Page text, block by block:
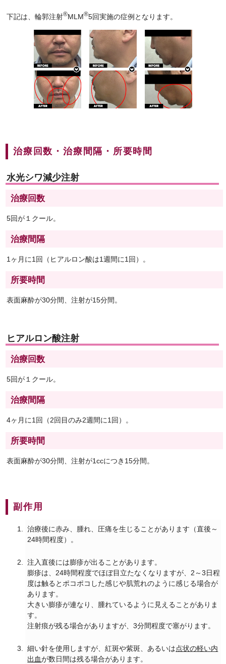
下記は、輪郭注射®MLM®5回実施の症例となります。
治療回数・治療間隔・所要時間
水光シワ減少注射
治療回数
5回が１クール。
治療間隔
1ヶ月に1回（ヒアルロン酸は1週間に1回）。
所要時間
表面麻酔が30分間、注射が15分間。
ヒアルロン酸注射
治療回数
5回が１クール。
治療間隔
4ヶ月に1回（2回目のみ2週間に1回）。
所要時間
表面麻酔が30分間、注射が1ccにつき15分間。
副作用
治療後に赤み、腫れ、圧痛を生じることがあります（直後～
24時間程度）。
注入直後には膨疹が出ることがあります。
膨疹は、24時間程度でほぼ目立たなくなりますが、2～3日程
度は触るとポコポコした感じや肌荒れのように感じる場合が
あります。
大きい膨疹が連なり、腫れているように見えることがありま
す。
注射痕が残る場合がありますが、3分間程度で塞がります。
細い針を使用しますが、紅斑や紫斑、あるいは点状の軽い内
出血が数日間は残る場合があります。